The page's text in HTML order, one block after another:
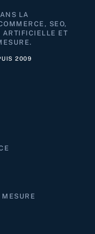
LA
SEO,
ARTIFICIELLE ET
2009